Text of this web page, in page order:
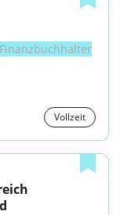
Finanzbuchhalter
Vollzeit